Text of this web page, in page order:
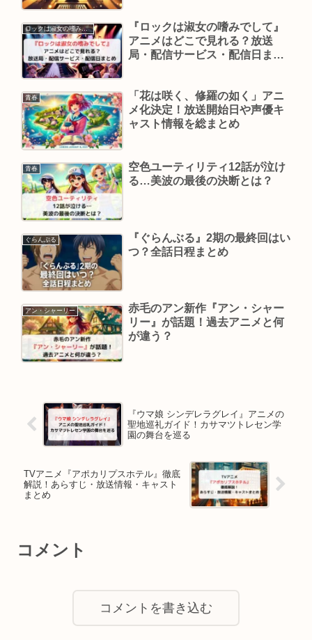
ロックは淑女の嗜みでして
『ロックは淑女の嗜みでして』
アニメはどこで見れる？放送
局・配信サービス・配信日まと
青春
「花は咲く、修羅の如く」アニ
メ化決定！放送開始日や声優キ
ャスト情報を総まとめ
青春
空色ユーティリティ12話が泣け
る…美波の最後の決断とは？
ぐらんぶる
『ぐらんぶる』2期の最終回はい
つ？全話日程まとめ
アン・シャーリー
赤毛のアン新作『アン・シャー
リー』が話題！過去アニメと何
が違う？
『ウマ娘 シンデレラグレイ』アニメの
聖地巡礼ガイド！カサマツトレセン学
園の舞台を巡る
TVアニメ『アポカリプスホテル』徹底
解説！あらすじ・放送情報・キャスト
まとめ
コメント
コメントを書き込む